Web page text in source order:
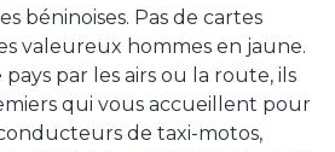
béninoises. Pas de cartes
valeureux hommes en jaune.
par les airs ou la route, ils
qui vous accueillent pour
de taxi-motos,